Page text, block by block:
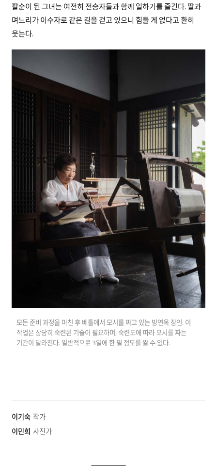
팔순이 된 그녀는 여전히 전승자들과 함께 일하기를 즐긴다. 딸과
며느리가 이수자로 같은 길을 걷고 있으니 힘들 게 없다고 환히
웃는다.
모든 준비 과정을 마친 후 베틀에서 모시를 짜고 있는 방연옥 장인. 이
작업은 상당히 숙련된 기술이 필요하며, 숙련도에 따라 모시를 짜는
기간이 달라진다. 일반적으로 3일에 한 필 정도를 짤 수 있다.
이기숙 작가
이민희 사진가